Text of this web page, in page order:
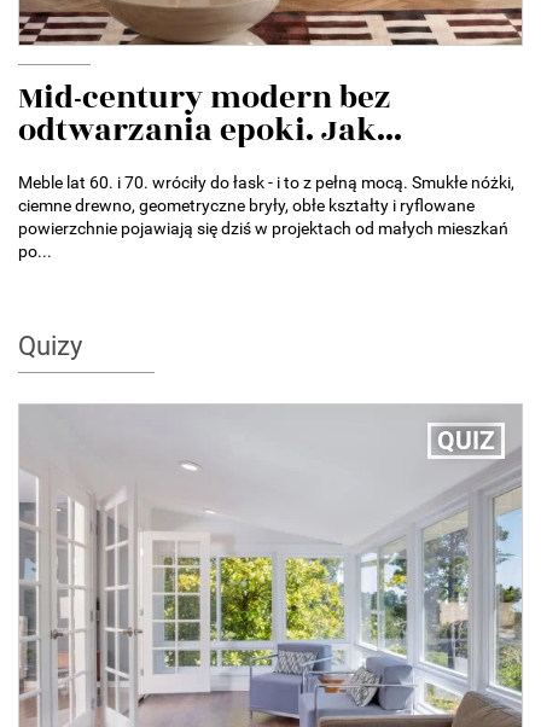
Mid-century modern bez
odtwarzania epoki. Jak...
Meble lat 60. i 70. wróciły do łask - i to z pełną mocą. Smukłe nóżki,
ciemne drewno, geometryczne bryły, obłe kształty i ryflowane
powierzchnie pojawiają się dziś w projektach od małych mieszkań
po...
Quizy
QUIZ